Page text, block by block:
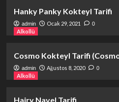
Hanky Panky Kokteyl Tarifi
admin Ocak 29, 2021 0
Alkollü
Cosmo Kokteyl Tarifi
admin Ağustos 8, 2020 0
Alkollü
Hairy Navel Tarifi